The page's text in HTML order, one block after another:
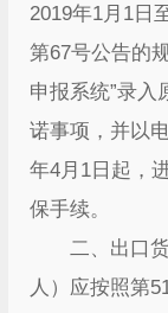
2019年1月1日
第67号公告的
申报系统”录入
诺事项，并以
年4月1日起，
保手续。
二、出口
人）应按照第